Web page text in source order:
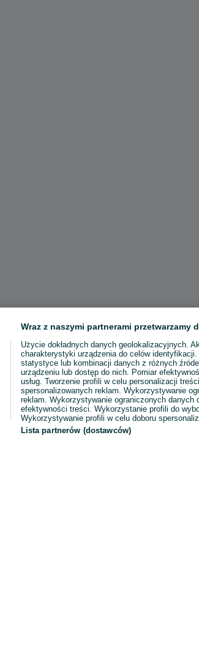
Wraz z naszymi partnerami przetwarzamy
Użycie dokładnych danych geolokalizacyjnych.
charakterystyki urządzenia do celów
statystyce lub kombinacji danych z różnych
urządzeniu lub dostęp do nich. Pomiar
usług. Tworzenie profili w celu personalizacji
spersonalizowanych reklam. Wykorzystywanie
reklam. Wykorzystywanie ograniczonych danych
efektywności treści. Wykorzystanie profili do
Wykorzystywanie profili w celu doboru
Lista partnerów (dostawców)